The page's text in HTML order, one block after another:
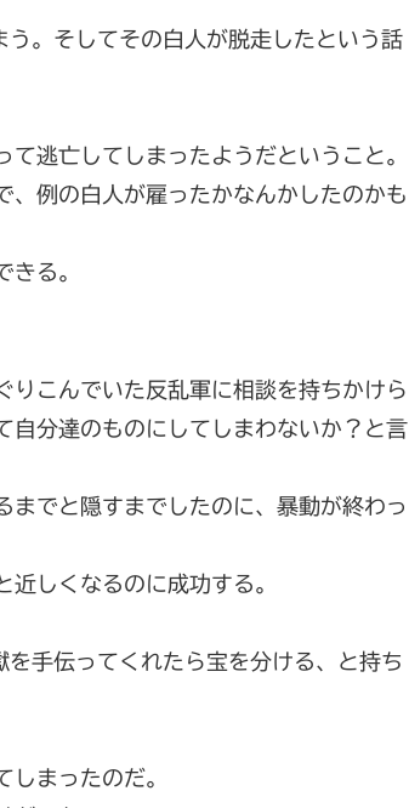
。そしてその白人が脱走したという話
逃亡してしまったようだということ。
、例の白人が雇ったかなんかしたのかも
る。
りこんでいた反乱軍に相談を持ちかけら
自分達のものにしてしまわないか？と言
でと隠すまでしたのに、暴動が終わっ
しくなるのに成功する。
手伝ってくれたら宝を分ける、と持ち
まったのだ。